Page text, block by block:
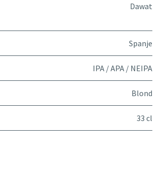
Dawat
Spanje
IPA / APA / NEIPA
Blond
33 cl